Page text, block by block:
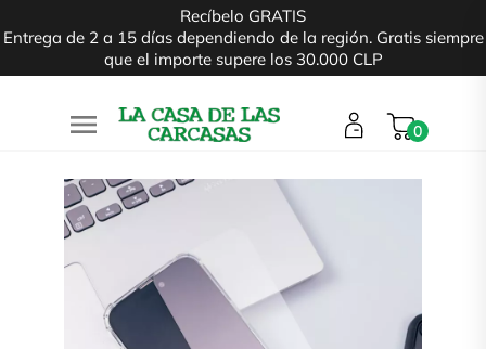
Recíbelo GRATIS
Entrega de 2 a 15 días dependiendo de la región. Gratis siempre
que el importe supere los 30.000 CLP
 0